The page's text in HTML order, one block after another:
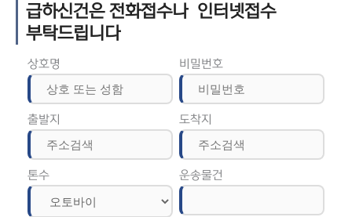
급하신건은 전화접수나 인터넷접수
부탁드립니다
상호명 비밀번호
출발지 도착지
톤수 운송물건